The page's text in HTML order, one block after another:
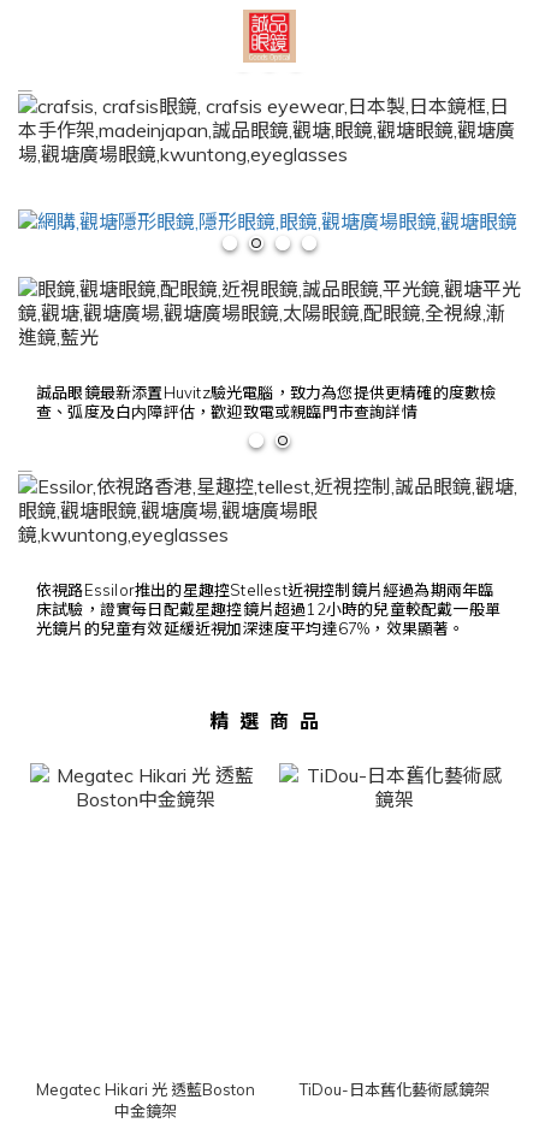
誠品眼鏡最新添置Huvitz驗光電腦，致力為您提供更精確的度數檢
查、弧度及白内障評估，歡迎致電或親臨門市查詢詳情
依視路Essilor推出的星趣控Stellest近視控制鏡片經過為期兩年臨
床試驗，證實每日配戴星趣控鏡片超過12小時的兒童較配戴一般單
光鏡片的兒童有效延緩近視加深速度平均達67%，效果顯著。⠀
精選商品
Megatec Hikari 光 透藍Boston
中金鏡架
TiDou-日本舊化藝術感鏡架